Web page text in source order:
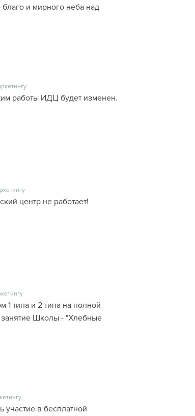
и мирного неба над
работы ИДЦ будет изменен.
центр не работает!
1 типа и 2 типа на полной
занятие Школы - "Хлебные
участие в бесплатной